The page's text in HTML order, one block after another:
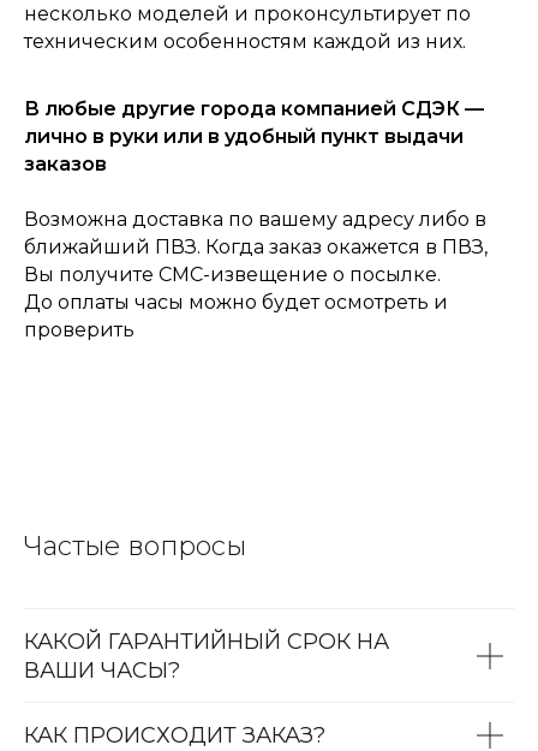
Главная Каталог
Консультация Корзина
0
несколько моделей и проконсультирует по
техническим особенностям каждой из них.
В любые другие города компанией СДЭК —
лично в руки или в удобный пункт выдачи
заказов
Возможна доставка по вашему адресу либо в
ближайший ПВЗ. Когда заказ окажется в ПВЗ,
Вы получите СМС-извещение о посылке.
До оплаты часы можно будет осмотреть и
проверить
Частые вопросы
КАКОЙ ГАРАНТИЙНЫЙ СРОК НА
ВАШИ ЧАСЫ?
КАК ПРОИСХОДИТ ЗАКАЗ?